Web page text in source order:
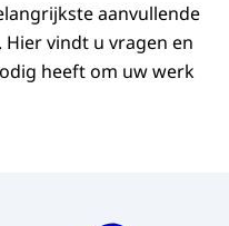
aanvullende
vindt u vragen en
heeft om uw werk